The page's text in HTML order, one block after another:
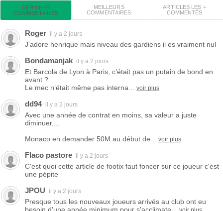
DERNIERS
COMMENTAIRES
MEILLEURS
COMMENTAIRES
ARTICLES LES +
COMMENTÉS
Roger il y a 2 jours
J'adore henrique mais niveau des gardiens il es vraiment nul
Bondamanjak il y a 2 jours
Et Barcola de Lyon à Paris, c’était pas un putain de bond en
avant ?
Le mec n’était même pas interna...
voir plus
dd94 il y a 2 jours
Avec une année de contrat en moins, sa valeur a juste
diminuer....
Monaco en demander 50M au début de...
voir plus
Flaco pastore il y a 2 jours
C'est quoi cette article de footix faut foncer sur ce joueur c'est
une pépite
JPOU il y a 2 jours
Presque tous les nouveaux joueurs arrivés au club ont eu